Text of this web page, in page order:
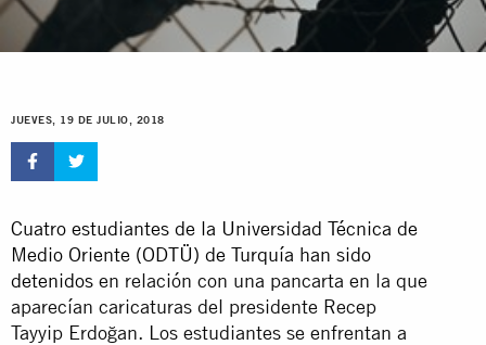
JUEVES, 19 DE JULIO, 2018
Cuatro estudiantes de la Universidad Técnica de
Medio Oriente (ODTÜ) de Turquía han sido
detenidos en relación con una pancarta en la que
aparecían caricaturas del presidente Recep
Tayyip Erdoğan. Los estudiantes se enfrentan a